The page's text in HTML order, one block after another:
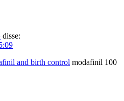
disse:
and birth control modafinil 100